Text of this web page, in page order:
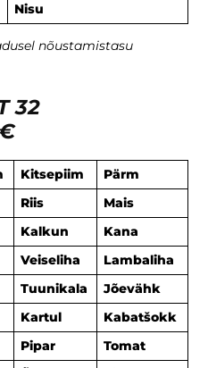
Nisu
nõustamistasu
32
Kitsepiim
Pärm
Riis
Mais
Kalkun
Kana
Veiseliha
Lambaliha
Tuunikala
Jõevähk
Kartul
Kabatšokk
Pipar
Tomat